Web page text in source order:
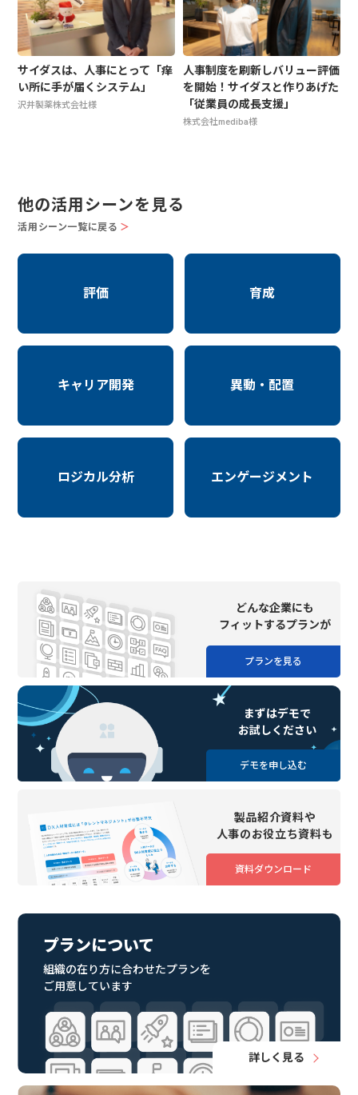
サイダスは、人事にとって「痒
い所に手が届くシステム」
沢井製薬株式会社様
人事制度を刷新しバリュー評価
を開始！サイダスと作りあげた
「従業員の成長支援」
株式会社mediba様
他の活用シーンを見る
活用シーン一覧に戻る ＞
評価 育成
キャリア開発 異動・配置
ロジカル分析 エンゲージメント
どんな企業にも
フィットするプランが
プランを見る
まずはデモで
お試しください
デモを申し込む
製品紹介資料や
人事のお役立ち資料も
資料ダウンロード
プランについて
組織の在り方に合わせたプランを
ご用意しています
詳しく見る